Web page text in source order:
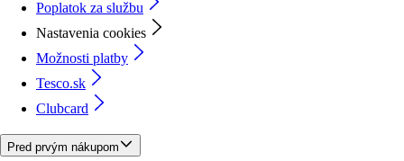
Poplatok za službu
Nastavenia cookies
Možnosti platby
Tesco.sk
Clubcard
Pred prvým nákupom